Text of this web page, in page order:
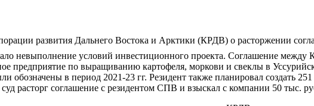
развития Дальнего Востока и Арктики (КРДВ) о расторжении
невыполнение условий инвестиционного проекта. Соглашение
предприятие по выращиванию картофеля, моркови и свеклы в
в период 2021-23 гг. Резидент также планировал создать
расторг соглашение с резидентом СПВ и взыскал с компании 50 тыс.